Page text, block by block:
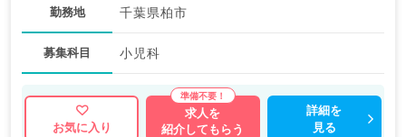
勤務地 千葉県柏市
募集科目 小児科
お気に入り
求人を
紹介してもらう
詳細を
見る